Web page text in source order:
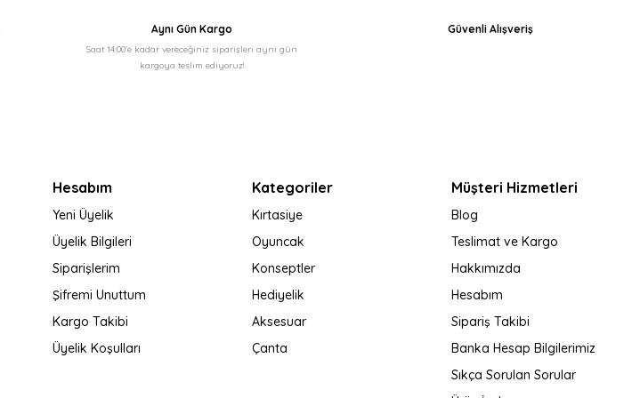
Aynı Gün Kargo
Saat 14:00'e kadar vereceğiniz siparişleri aynı gün
kargoya teslim ediyoruz!
Güvenli Alışveriş
Hesabım
Yeni Üyelik
Üyelik Bilgileri
Siparişlerim
Şifremi Unuttum
Kargo Takibi
Üyelik Koşulları
Kategoriler
Kırtasiye
Oyuncak
Konseptler
Hediyelik
Aksesuar
Çanta
Müşteri Hizmetleri
Blog
Teslimat ve Kargo
Hakkımızda
Hesabım
Sipariş Takibi
Banka Hesap Bilgilerimiz
Sıkça Sorulan Sorular